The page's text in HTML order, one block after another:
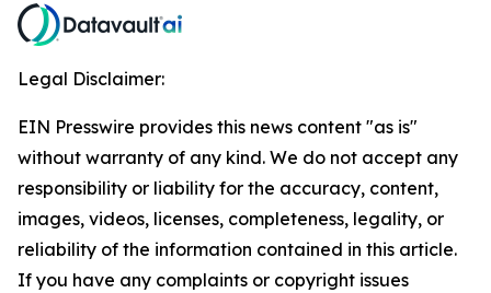
Legal Disclaimer:
EIN Presswire provides this news content "as is"
without warranty of any kind. We do not accept any
responsibility or liability for the accuracy, content,
images, videos, licenses, completeness, legality, or
reliability of the information contained in this article.
If you have any complaints or copyright issues